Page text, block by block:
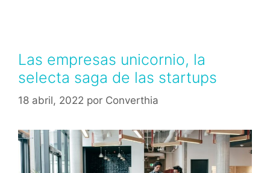
Las empresas unicornio, la
selecta saga de las startups
18 abril, 2022 por Converthia